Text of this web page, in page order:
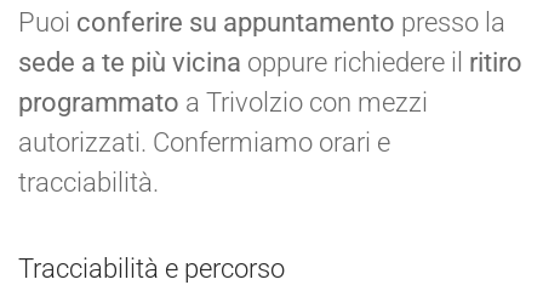
Puoi conferire su appuntamento presso la
sede a te più vicina oppure richiedere il ritiro
programmato a Trivolzio con mezzi
autorizzati. Confermiamo orari e
tracciabilità.
Tracciabilità e percorso